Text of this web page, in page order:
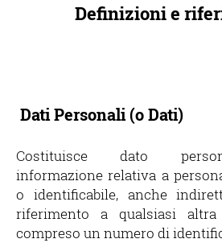
Definizioni e
Dati Personali (o Dati)
Costituisce dato
informazione relativa a
o identificabile, anche
riferimento a qualsiasi
compreso un numero di